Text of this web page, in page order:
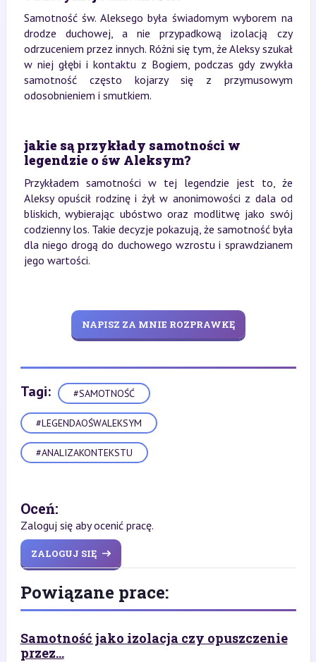
Samotność św. Aleksego była świadomym wyborem na
drodze duchowej, a nie przypadkową izolacją czy
odrzuceniem przez innych. Różni się tym, że Aleksy szukał
w niej głębi i kontaktu z Bogiem, podczas gdy zwykła
samotność często kojarzy się z przymusowym
odosobnieniem i smutkiem.
jakie są przykłady samotności w
legendzie o św Aleksym?
Przykładem samotności w tej legendzie jest to, że
Aleksy opuścił rodzinę i żył w anonimowości z dala od
bliskich, wybierając ubóstwo oraz modlitwę jako swój
codzienny los. Takie decyzje pokazują, że samotność była
dla niego drogą do duchowego wzrostu i sprawdzianem
jego wartości.
NAPISZ ZA MNIE ROZPRAWKĘ
Tagi: #SAMOTNOŚĆ
#LEGENDAOŚWALEKSYM
#ANALIZAKONTEKSTU
Oceń:
Zaloguj się aby ocenić pracę.
ZALOGUJ SIĘ
Powiązane prace:
Samotność jako izolacja czy opuszczenie
przez...